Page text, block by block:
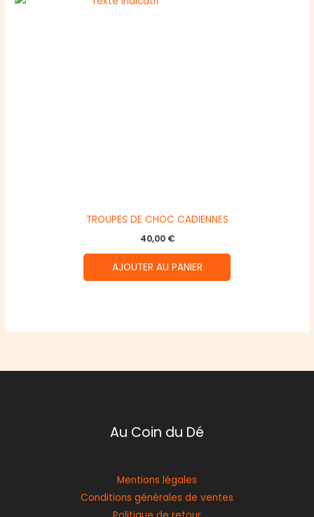
TROUPES DE CHOC CADIENNES
40,00 €
AJOUTER AU PANIER
Au Coin du Dé
Mentions légales
Conditions générales de ventes